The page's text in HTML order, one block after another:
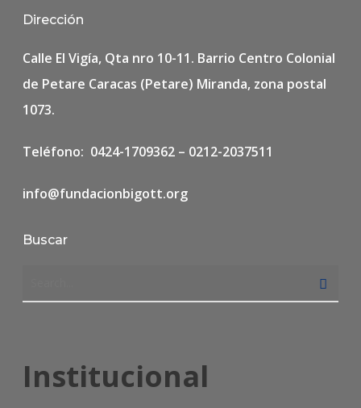
Dirección
Calle El Vigía, Qta nro 10-11. Barrio Centro Colonial
de Petare Caracas (Petare) Miranda, zona postal
1073.
Teléfono: 0424-1709362 – 0212-2037511
info@fundacionbigott.org
Buscar
Institucional